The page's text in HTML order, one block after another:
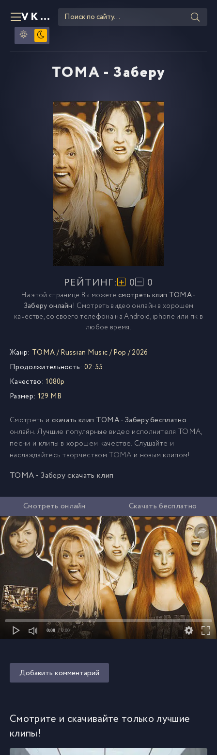
VKLIPE RU
TOMA - Заберу
РЕЙТИНГ: 0 0
На этой странице Вы можетесмотреть клип TOMA -
Заберу онлайн! Смотреть видео онлайн в хорошем
качестве, со своего телефона на Android, iphone или пк в
любое время.
Жанр: TOMA/Russian Music/Pop /2026
Продолжительность: 02:55
Качество: 1080p
Размер: 129 MB
Смотреть и скачать клип TOMA - Заберу бесплатно
онлайн. Лучшие популярные видео исполнителя TOMA,
песни и клипы в хорошем качестве. Слушайте и
наслаждайтесь творчеством TOMA и новым клипом!
TOMA - Заберу скачать клип
Смотреть онлайн Скачать бесплатно
0:00 / 0:00
Добавить комментарий
Смотрите и скачивайте только лучшие
клипы!